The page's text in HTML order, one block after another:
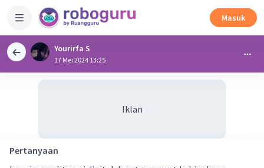
Masuk
Yourirfa S
17 Mei 2024 13:25
Iklan
Pertanyaan